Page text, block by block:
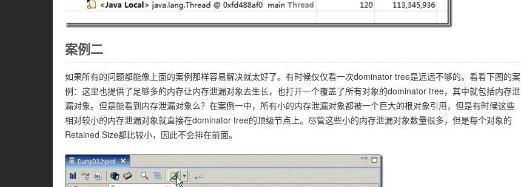
案例二
如果所有的问题都能像上面的案例那样容易解决就太好了。有时候仅仅看一次dominator tree是远远不够的。看看下图的案
例：这里也提供了足够多的内存让内存泄漏对象去生长，也打开一个覆盖了所有对象的dominator tree，其中就包括内存泄
漏对象。但是能看到内存泄漏对象么？在案例一中，所有小的内存泄漏对象都被一个巨大的根对象引用，但是有时候这些
相对较小的内存泄漏对象就直接在dominator tree的顶级节点上。尽管这些小的内存泄漏对象数量很多，但是每个对象的
Retained Size都比较小，因此不会排在前面。